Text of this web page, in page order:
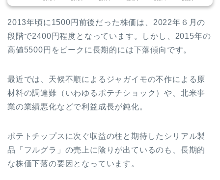
2013年頃に1500円前後だった株価は、2022年６月の
段階で2400円程度となっています。しかし、2015年の
高値5500円をピークに長期的には下落傾向です。
最近では、天候不順によるジャガイモの不作による原
材料の調達難（いわゆるポテチショック）や、北米事
業の業績悪化などで利益成長が鈍化。
ポテトチップスに次ぐ収益の柱と期待したシリアル製
品「フルグラ」の売上に陰りが出ているのも、長期的
な株価下落の要因となっています。